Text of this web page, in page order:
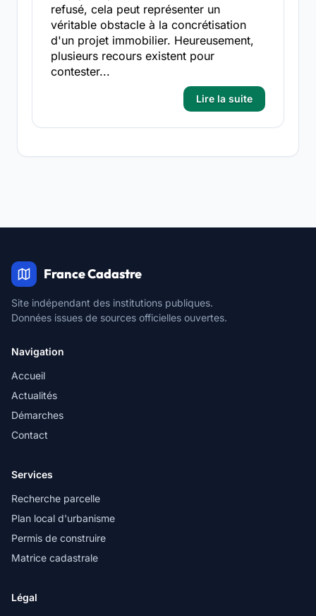
refusé, cela peut représenter un
véritable obstacle à la concrétisation
d'un projet immobilier. Heureusement,
plusieurs recours existent pour
contester...
Lire la suite
France Cadastre
Site indépendant des institutions publiques.
Données issues de sources officielles ouvertes.
Navigation
Accueil
Actualités
Démarches
Contact
Services
Recherche parcelle
Plan local d'urbanisme
Permis de construire
Matrice cadastrale
Légal